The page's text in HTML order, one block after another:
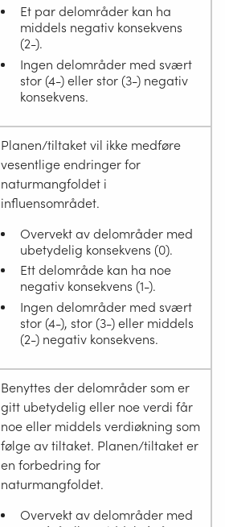
Et par delområder kan ha
middels negativ konsekvens
(2-).
Ingen delområder med svært
stor (4-) eller stor (3-) negativ
konsekvens.
Planen/tiltaket vil ikke medføre
vesentlige endringer for
naturmangfoldet i
influensområdet.
Overvekt av delområder med
ubetydelig konsekvens (0).
Ett delområde kan ha noe
negativ konsekvens (1-).
Ingen delområder med svært
stor (4-), stor (3-) eller middels
(2-) negativ konsekvens.
Benyttes der delområder som er
gitt ubetydelig eller noe verdi får
noe eller middels verdiøkning som
følge av tiltaket. Planen/tiltaket er
en forbedring for
naturmangfoldet.
Overvekt av delområder med